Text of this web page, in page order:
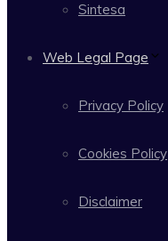
Sintesa
Web Legal Page
Privacy Policy
Cookies Policy
Disclaimer